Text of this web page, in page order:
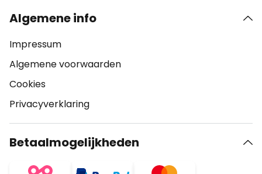
Algemene info
Impressum
Algemene voorwaarden
Cookies
Privacyverklaring
Betaalmogelijkheden